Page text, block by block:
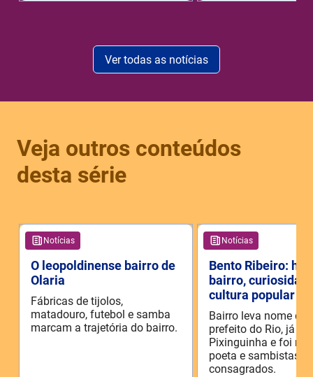
Ver todas as notícias
Veja outros conteúdos
desta série
Notícias
O leopoldinense bairro de
Olaria
Fábricas de tijolos,
matadouro, futebol e samba
marcam a trajetória do bairro.
Notícias
Bento Ribeiro:
bairro,
cultura popular
Bairro leva nome de
prefeito do Rio, já
Pixinguinha e foi
poeta e sambistas
consagrados.